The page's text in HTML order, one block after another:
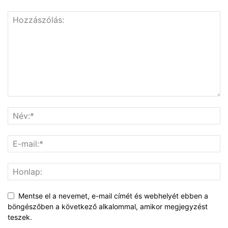
Mentse el a nevemet, e-mail címét és webhelyét ebben a
böngészőben a következő alkalommal, amikor megjegyzést
teszek.